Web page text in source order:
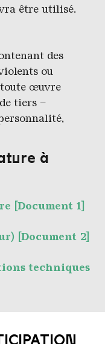
être utilisé.
des
ou
œuvre
tiers –
à
[Document 1]
[Document 2]
techniques